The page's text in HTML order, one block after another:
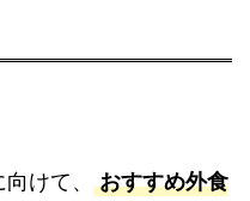
けて、 おすすめ外食